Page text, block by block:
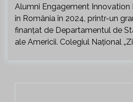
Alumni Engagement
în România în 2024, printr-un
finanțat de Departamentul de
ale Americii. Colegiul Național